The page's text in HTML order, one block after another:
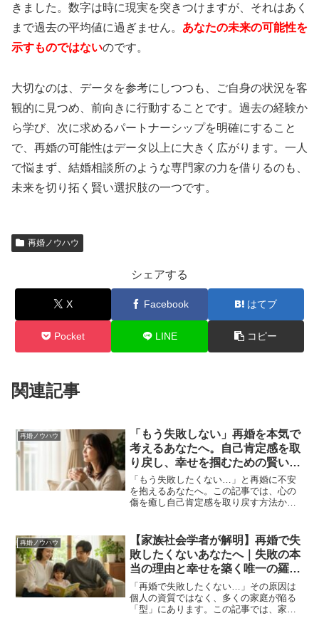
きました。数字は時に現実を突きつけますが、それはあく
まで過去の平均値に過ぎません。 あなたの未来の可能性を
示すものではないのです。
大切なのは、データを参考にしつつも、ご自身の状況を客
観的に見つめ、前向きに行動することです。過去の経験か
ら学び、次に求めるパートナーシップを明確にすること
で、再婚の可能性はデータ以上に大きく広がります。一人
で悩まず、結婚相談所のような専門家の力を借りるのも、
未来を切り拓く賢い選択肢の一つです。
再婚ノウハウ
シェアする
X Facebook はてブ
Pocket LINE コピー
関連記事
再婚ノウハウ
「もう失敗しない」再婚を本気で
考えるあなたへ。自己肯定感を取
り戻し、幸せを掴むための賢い婚
活ガイド
「もう失敗したくない…」と再婚に不安
を抱えるあなたへ。この記事では、心の
傷を癒し自己肯定感を取り戻す方法か
幸せを掴むためのガイドです。
再婚ノウハウ
【家族社会学者が解明】再婚で失
敗したくないあなたへ｜失敗の本
当の理由と幸せを築く唯一の羅針
盤
「再婚で失敗したくない…」その原因は
個人の資質ではなく、多くの家庭が陥る
「型」にあります。この記事では、家族